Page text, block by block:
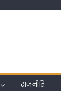
राजनीति